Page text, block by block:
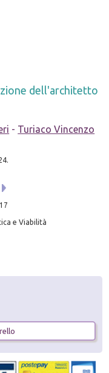
dell'architetto
- Turiaco Vincenzo
e Viabilità